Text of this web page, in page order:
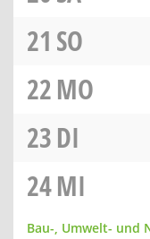
21 SO
22MO
23DI
24MI
Bau-, Umwelt- und